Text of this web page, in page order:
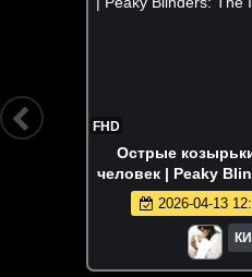
FHD
Острые
человек | Peaky
Man
2026-04-13